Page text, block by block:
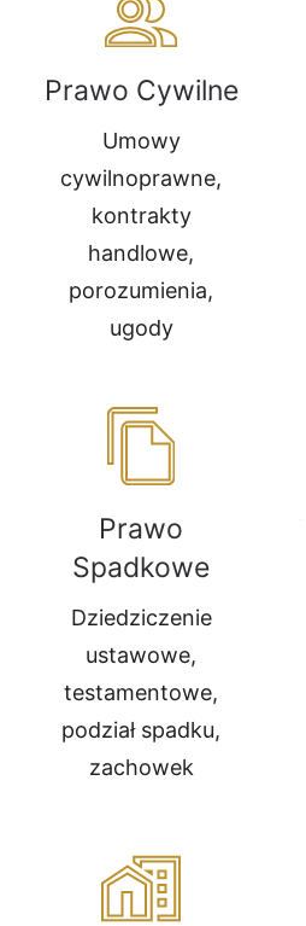
Prawo Cywilne
Umowy
cywilnoprawne,
kontrakty
handlowe,
porozumienia,
ugody
Prawo
Spadkowe
Dziedziczenie
ustawowe,
testamentowe,
podział spadku,
zachowek